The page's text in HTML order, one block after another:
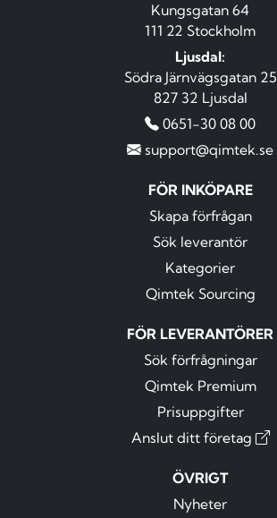
Kungsgatan 64
111 22 Stockholm
Ljusdal:
Södra Järnvägsgatan 25
827 32 Ljusdal
0651-30 08 00
support@qimtek.se
FÖR INKÖPARE
Skapa förfrågan
Sök leverantör
Kategorier
Qimtek Sourcing
FÖR LEVERANTÖRER
Sök förfrågningar
Qimtek Premium
Prisuppgifter
Anslut ditt företag
ÖVRIGT
Nyheter